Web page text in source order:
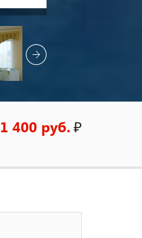
1 400 руб.₽